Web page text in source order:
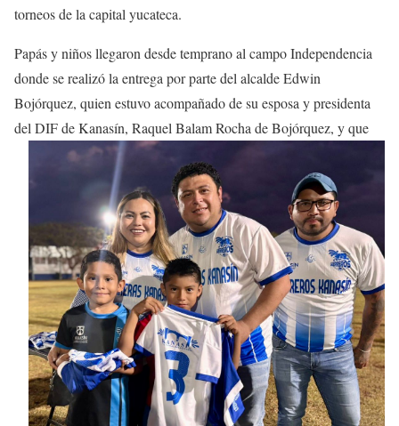
torneos de la capital yucateca.
Papás y niños llegaron desde temprano al campo Independencia
donde se realizó la entrega por parte del alcalde Edwin
Bojórquez, quien estuvo acompañado de su esposa y presidenta
del DIF de Kanasín, Raquel Balam Rocha de Bojórquez, y que